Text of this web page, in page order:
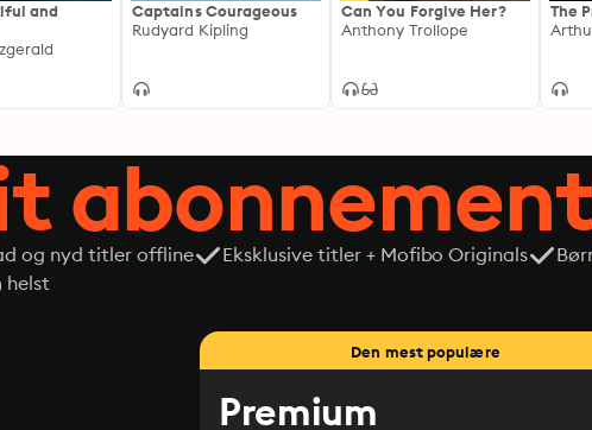
and
Captains Courageous
Rudyard Kipling
Can You Forgive Her?
Anthony Trollope
The
og nyd titler offline Eksklusive titler + Mofibo Originals
helst
Den mest populære
Premium